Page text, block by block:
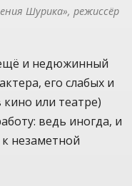
Шурика», режиссёр
и недюжинный
его слабых и
или театре)
ведь иногда, и
незаметной